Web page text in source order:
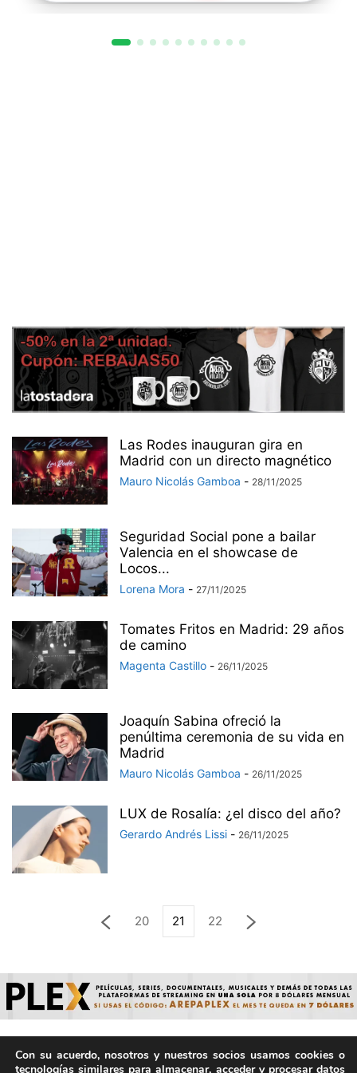
Las Rodes inauguran gira en
Madrid con un directo magnético
Mauro Nicolás Gamboa - 28/11/2025
Seguridad Social pone a bailar
Valencia en el showcase de
Locos...
Lorena Mora - 27/11/2025
Tomates Fritos en Madrid: 29 años
de camino
Magenta Castillo - 26/11/2025
Joaquín Sabina ofreció la
penúltima ceremonia de su vida en
Madrid
Mauro Nicolás Gamboa - 26/11/2025
LUX de Rosalía: ¿el disco del año?
Gerardo Andrés Lissi - 26/11/2025
20 21 22
© ArepaVolatil.Com 2021-2025 - Hecho por humanos, no por
Con su acuerdo, nosotros y nuestros socios usamos cookies o
tecnologías similares para almacenar, acceder y procesar datos